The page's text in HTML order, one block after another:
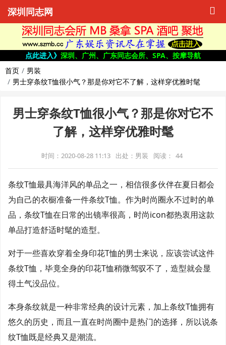
深圳同志网
点此进入》 深圳、广州、广东同志会所、SPA、按摩导航
首页
男装
男士穿条纹T恤很小气？那是你对它不了解，这样穿优雅时髦
男士穿条纹T恤很小气？那是你对它不
了解，这样穿优雅时髦
时间：2020-08-28 11:13 出处：男装 阅读： 44
条纹T恤最具海洋风的单品之一，相信很多伙伴在夏日都会
为自己的衣橱准备一件条纹T恤。作为时尚圈永不过时的单
品，条纹T恤在日常的出镜率很高，时尚icon都热衷用这款
单品打造舒适时髦的造型。
对于一些喜欢穿着全身印花T恤的男士来说，应该尝试这件
条纹T恤，毕竟全身的印花T恤稍微驾驭不了，造型就会显
得土气没品位。
本身条纹就是一种非常经典的设计元素，加上条纹T恤拥有
悠久的历史，而且一直在时尚圈中是热门的选择，所以说条
纹T恤既是经典又是潮流。